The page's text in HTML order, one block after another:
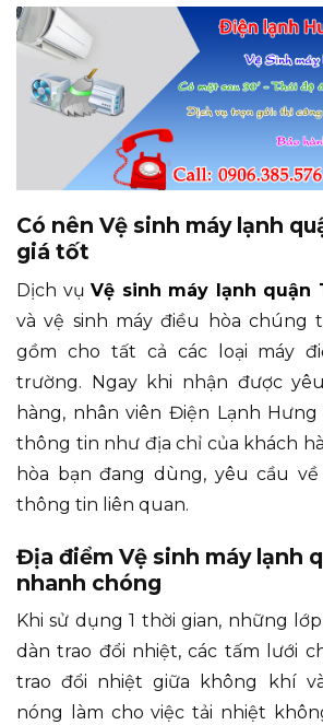
Có nên Vệ sinh máy lạnh
giá tốt
Dịch vụ Vệ sinh máy lạnh quận
và vệ sinh máy điều hòa chúng
gồm cho tất cả các loại máy
trường. Ngay khi nhận được
hàng, nhân viên Điện Lạnh
thông tin như địa chỉ của khách
hòa bạn đang dùng, yêu cầu
thông tin liên quan.
Địa điểm Vệ sinh máy lạnh
nhanh chóng
Khi sử dụng 1 thời gian, những
dàn trao đổi nhiệt, các tấm lưới
trao đổi nhiệt giữa không khí
nóng làm cho việc tải nhiệt